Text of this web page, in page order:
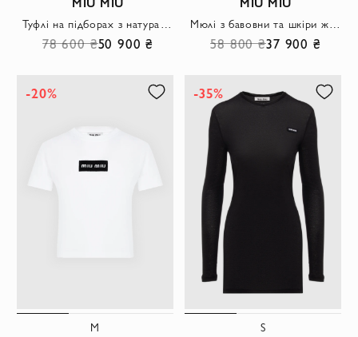
78 600 ₴50 900 ₴ 58 800 ₴37 900 ₴
-20%
M
-35%
S